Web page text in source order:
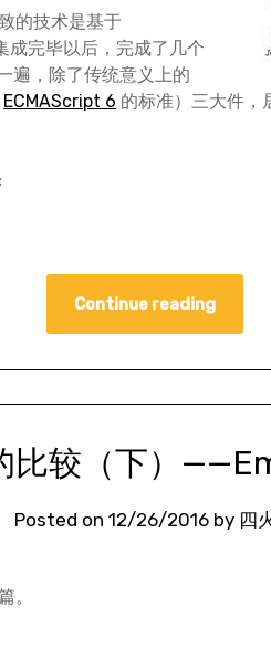
的技术是基于
完毕以后，完成了几个
遍，除了传统意义上的
ECMAScript 6 的标准）三大件，
Continue reading
比较（下）
Posted on 12/26/2016by 四
。